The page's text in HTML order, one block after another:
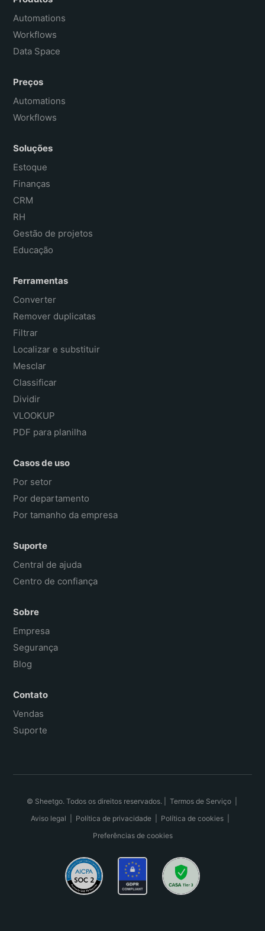
Français
Automations
Workflows
Data Space
Preços
Automations
Workflows
Soluções
Estoque
Finanças
CRM
RH
Gestão de projetos
Educação
Ferramentas
Converter
Remover duplicatas
Filtrar
Localizar e substituir
Mesclar
Classificar
Dividir
VLOOKUP
PDF para planilha
Casos de uso
Por setor
Por departamento
Por tamanho da empresa
Suporte
Central de ajuda
Centro de confiança
Sobre
Empresa
Segurança
Blog
Contato
Vendas
Suporte
© Sheetgo. Todos os direitos reservados. | Termos de Serviço|
Aviso legal
Política de privacidade| Política de cookies|
Preferências de cookies